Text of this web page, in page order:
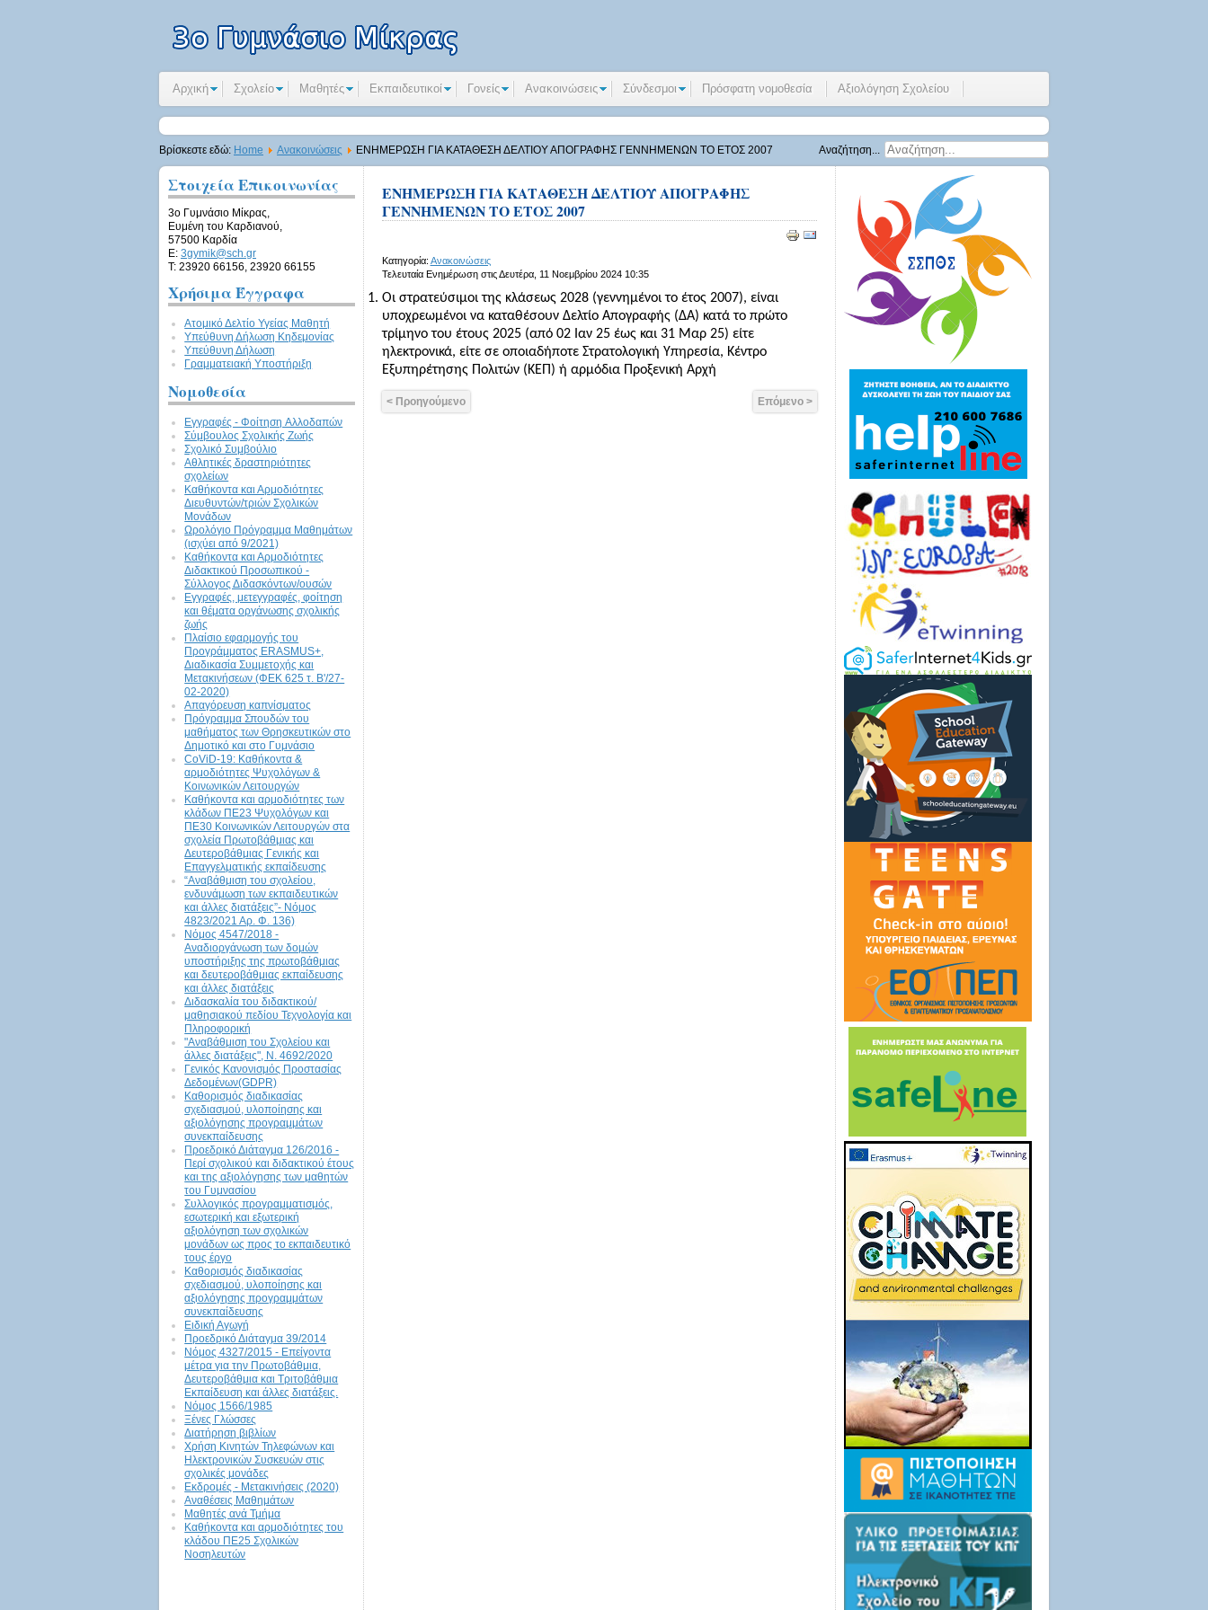
Αρχική Σχολείο Μαθητές Εκπαιδευτικοί Γονείς Ανακοινώσεις Σύνδεσμοι Πρόσφατη νομοθεσία Αξιολόγηση Σχολείου
Αναζήτηση...
Βρίσκεστε εδώ: Home Ανακοινώσεις ΕΝΗΜΕΡΩΣΗ ΓΙΑ ΚΑΤΑΘΕΣΗ ΔΕΛΤΙΟΥ ΑΠΟΓΡΑΦΗΣ ΓΕΝΝΗΜΕΝΩΝ ΤΟ ΕΤΟΣ 2007
Στοιχεία Επικοινωνίας
3ο Γυμνάσιο Μίκρας,
Ευμένη του Καρδιανού,
57500 Καρδία
E: 3gymik@sch.gr
Τ: 23920 66156, 23920 66155
Χρήσιμα Έγγραφα
Ατομικό Δελτίο Υγείας Μαθητή
Υπεύθυνη Δήλωση Kηδεμονίας
Υπεύθυνη Δήλωση
Γραμματειακή Υποστήριξη
Νομοθεσία
Εγγραφές - Φοίτηση Aλλοδαπών
Σύμβουλος Σχολικής Ζωής
Σχολικό Συμβούλιο
Αθλητικές δραστηριότητες
σχολείων
Καθήκοντα και Αρμοδιότητες
Διευθυντών/τριών Σχολικών
Μονάδων
Ωρολόγιο Πρόγραμμα Μαθημάτων
(ισχύει από 9/2021)
Καθήκοντα και Αρμοδιότητες
Διδακτικού Προσωπικού -
Σύλλογος Διδασκόντων/ουσών
Εγγραφές, μετεγγραφές, φοίτηση
και θέματα οργάνωσης σχολικής
ζωής
Πλαίσιο εφαρμογής του
Προγράμματος ERASMUS+,
Διαδικασία Συμμετοχής και
Μετακινήσεων (ΦΕΚ 625 τ. Β'/27-
02-2020)
Απαγόρευση καπνίσματος
Πρόγραμμα Σπουδών του
μαθήματος των Θρησκευτικών στο
Δημοτικό και στο Γυμνάσιο
CoViD-19: Kαθήκοντα &
αρμοδιότητες Ψυχολόγων &
Κοινωνικών Λειτουργών
Καθήκοντα και αρμοδιότητες των
κλάδων ΠΕ23 Ψυχολόγων και
ΠΕ30 Κοινωνικών Λειτουργών στα
σχολεία Πρωτοβάθμιας και
Δευτεροβάθμιας Γενικής και
Επαγγελματικής εκπαίδευσης
“Αναβάθμιση του σχολείου,
ενδυνάμωση των εκπαιδευτικών
και άλλες διατάξεις”- Νόμος
4823/2021 Αρ. Φ. 136)
Νόμος 4547/2018 -
Αναδιοργάνωση των δομών
υποστήριξης της πρωτοβάθμιας
και δευτεροβάθμιας εκπαίδευσης
και άλλες διατάξεις
Διδασκαλία του διδακτικού/
μαθησιακού πεδίου Τεχνολογία και
Πληροφορική
"Αναβάθμιση του Σχολείου και
άλλες διατάξεις", N. 4692/2020
Γενικός Κανονισμός Προστασίας
Δεδομένων(GDPR)
Καθορισμός διαδικασίας
σχεδιασμού, υλοποίησης και
αξιολόγησης προγραμμάτων
συνεκπαίδευσης
Προεδρικό Διάταγμα 126/2016 -
Περί σχολικού και διδακτικού έτους
και της αξιολόγησης των μαθητών
του Γυμνασίου
Συλλογικός προγραμματισμός,
εσωτερική και εξωτερική
αξιολόγηση των σχολικών
μονάδων ως προς το εκπαιδευτικό
τους έργο
Καθορισμός διαδικασίας
σχεδιασμού, υλοποίησης και
αξιολόγησης προγραμμάτων
συνεκπαίδευσης
Ειδική Αγωγή
Προεδρικό Διάταγμα 39/2014
Νόμος 4327/2015 - Επείγοντα
μέτρα για την Πρωτοβάθμια,
Δευτεροβάθμια και Τριτοβάθμια
Εκπαίδευση και άλλες διατάξεις.
Νόμος 1566/1985
Ξένες Γλώσσες
Διατήρηση βιβλίων
Χρήση Κινητών Τηλεφώνων και
Ηλεκτρονικών Συσκευών στις
σχολικές μονάδες
Εκδρομές - Μετακινήσεις (2020)
Αναθέσεις Μαθημάτων
Μαθητές ανά Τμήμα
Καθήκοντα και αρμοδιότητες του
κλάδου ΠΕ25 Σχολικών
Νοσηλευτών
ΕΝΗΜΕΡΩΣΗ ΓΙΑ ΚΑΤΑΘΕΣΗ ΔΕΛΤΙΟΥ ΑΠΟΓΡΑΦΗΣ
ΓΕΝΝΗΜΕΝΩΝ ΤΟ ΕΤΟΣ 2007
Κατηγορία: Ανακοινώσεις
Τελευταία Ενημέρωση στις Δευτέρα, 11 Νοεμβρίου 2024 10:35
Oι στρατεύσιμοι της κλάσεως 2028 (γεννημένοι το έτος 2007), είναι
υποχρεωμένοι να καταθέσουν Δελτίο Απογραφής (ΔΑ) κατά το πρώτο
τρίμηνο του έτους 2025 (από 02 Ιαν 25 έως και 31 Μαρ 25) είτε
ηλεκτρονικά, είτε σε οποιαδήποτε Στρατολογική Υπηρεσία, Κέντρο
Εξυπηρέτησης Πολιτών (ΚΕΠ) ή αρμόδια Προξενική Αρχή
< Προηγούμενο Επόμενο >